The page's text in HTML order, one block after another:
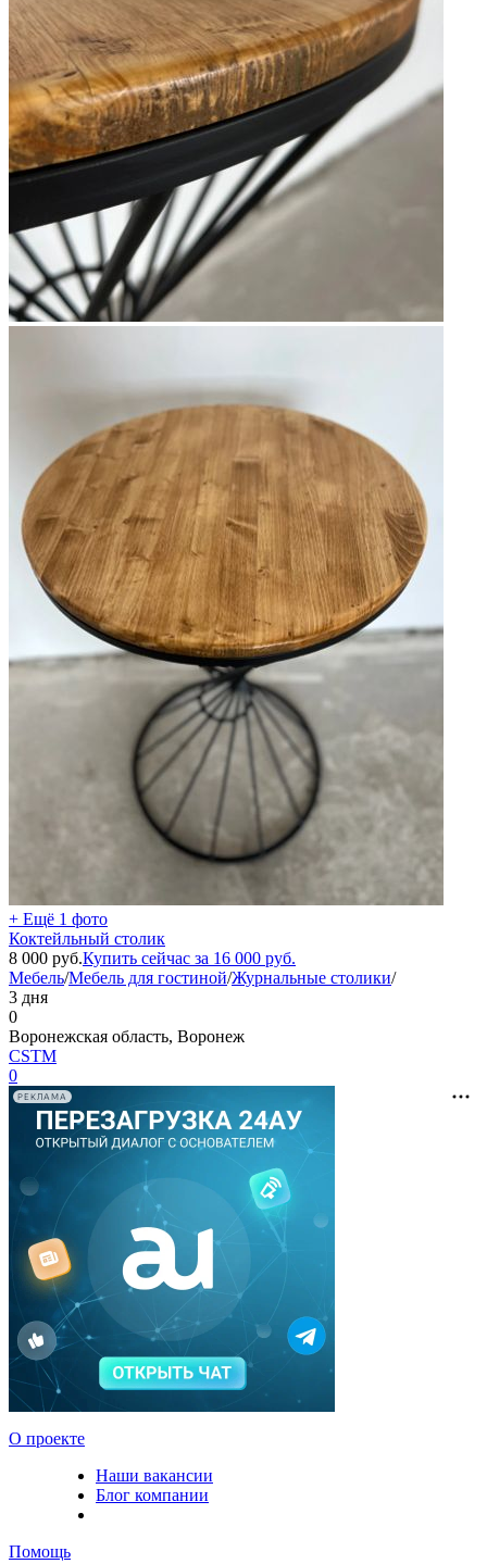
+ Ещё 1 фото
Коктейльный столик
8 000 руб.Купить сейчас за 16 000 руб.
Мебель/Мебель для гостиной/Журнальные столики/
3 дня
0
Воронежская область, Воронеж
CSTM
0
РЕКЛАМА
О проекте
Наши вакансии
Блог компании
Помощь